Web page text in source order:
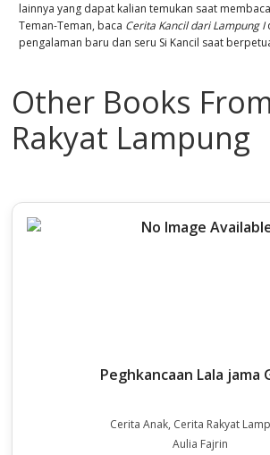
lainnya yang dapat kalian temukan saat
Teman-Teman, baca Cerita Kancil dari Lampung I
pengalaman baru dan seru Si Kancil saat
Other Books
Rakyat Lampung
Peghkancaan Lala jama
Cerita Anak, Cerita Rakyat
Aulia Fajrin